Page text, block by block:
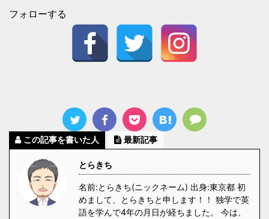
フォローする
この記事を書いた人 最新記事
とらきち
名前:とらきち(ニックネーム) 出身:東京都 初
めまして、とらきちと申します！！ 独学で英
語を学んで4年の月日が経ちました。 今は、